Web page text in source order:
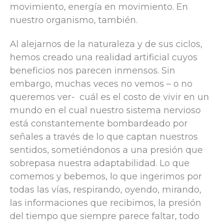
movimiento, energía en movimiento. En
nuestro organismo, también.
Al alejarnos de la naturaleza y de sus ciclos,
hemos creado una realidad artificial cuyos
beneficios nos parecen inmensos. Sin
embargo, muchas veces no vemos – o no
queremos ver- cuál es el costo de vivir en un
mundo en el cual nuestro sistema nervioso
está constantemente bombardeado por
señales a través de lo que captan nuestros
sentidos, sometiéndonos a una presión que
sobrepasa nuestra adaptabilidad. Lo que
comemos y bebemos, lo que ingerimos por
todas las vías, respirando, oyendo, mirando,
las informaciones que recibimos, la presión
del tiempo que siempre parece faltar, todo